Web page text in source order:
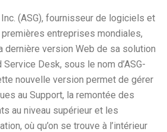
(ASG), fournisseur de logiciels et
entreprises mondiales,
dernière version Web de sa solution
Desk, sous le nom d’ASG-
nouvelle version permet de gérer
au Support, la remontée des
au niveau supérieur et les
où qu’on se trouve à l’intérieur